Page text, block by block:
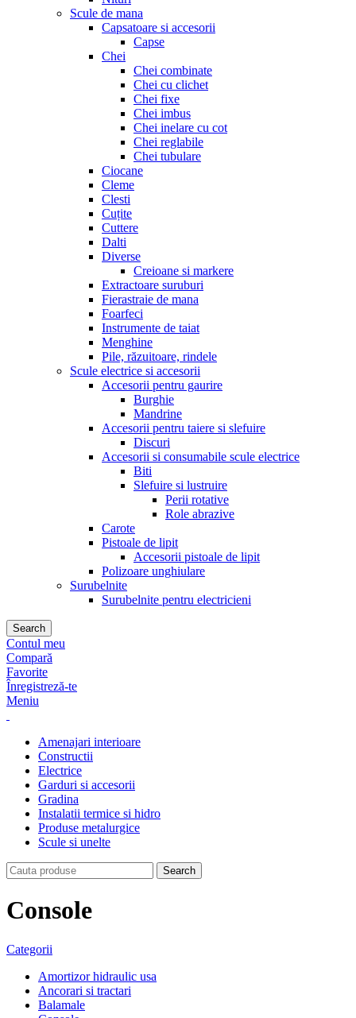
Scule de mana
Capsatoare si accesorii
Capse
Chei
Chei combinate
Chei cu clichet
Chei fixe
Chei imbus
Chei inelare cu cot
Chei reglabile
Chei tubulare
Ciocane
Cleme
Clesti
Cuțite
Cuttere
Dalti
Diverse
Creioane si markere
Extractoare suruburi
Fierastraie de mana
Foarfeci
Instrumente de taiat
Menghine
Pile, răzuitoare, rindele
Scule electrice si accesorii
Accesorii pentru gaurire
Burghie
Mandrine
Accesorii pentru taiere si slefuire
Discuri
Accesorii si consumabile scule electrice
Biti
Slefuire si lustruire
Perii rotative
Role abrazive
Carote
Pistoale de lipit
Accesorii pistoale de lipit
Polizoare unghiulare
Surubelnite
Surubelnite pentru electricieni
Search
Contul meu
Compară
Favorite
Înregistreză-te
Meniu
Amenajari interioare
Constructii
Electrice
Garduri si accesorii
Gradina
Instalatii termice si hidro
Produse metalurgice
Scule si unelte
Search
Console
Categorii
Amortizor hidraulic usa
Ancorari si tractari
Balamale